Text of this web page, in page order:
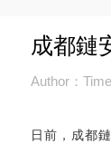
成都鏈
Author：
日前，成都